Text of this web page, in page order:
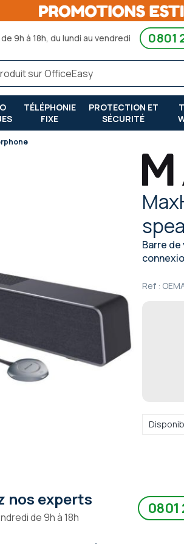
9h à 18h, du lundi au vendredi 0801
TÉLÉPHONIE
FIXE
PROTECTION ET
SÉCURITÉ
Barre
Ref :
nos experts
de 9h à 18h 0801